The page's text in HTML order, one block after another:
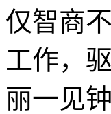
仅智商
工作，
丽一见